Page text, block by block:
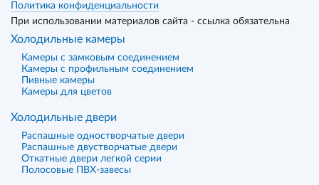
Политика конфиденциальности
При использовании материалов сайта - ссылка обязательна
Холодильные камеры
Камеры с замковым соединением
Камеры с профильным соединением
Пивные камеры
Камеры для цветов
Холодильные двери
Распашные одностворчатые двери
Распашные двустворчатые двери
Откатные двери легкой серии
Полосовые ПВХ-завесы